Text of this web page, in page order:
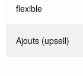
flexible
Ajouts (upsell)